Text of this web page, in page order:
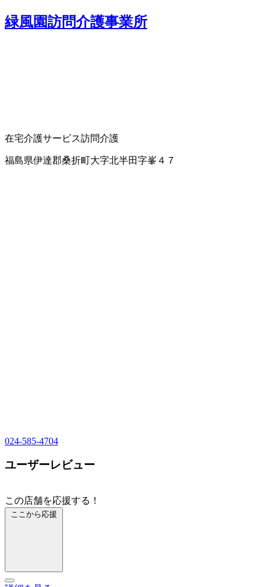
緑風園訪問介護事業所
在宅介護サービス訪問介護
福島県伊達郡桑折町大字北半田字峯４７
024-585-4704
ユーザーレビュー
この店舗を応援する！
ここから応援